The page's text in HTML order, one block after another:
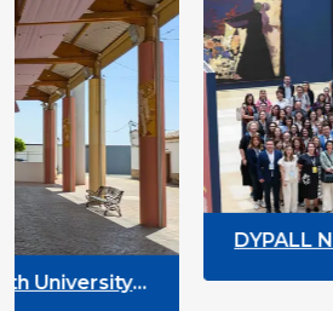
DYPALL Network at
2026 in Malta